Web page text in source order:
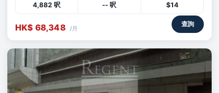
4,882 呎 -- 呎 $14
HK$ 68,348 /月
查詢